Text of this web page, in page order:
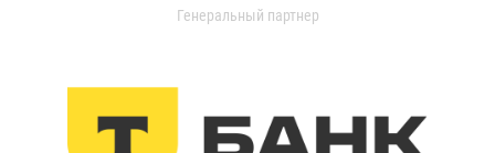
Генеральный партнер